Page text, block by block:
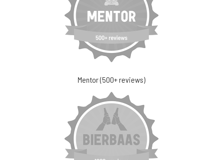
Mentor (500+ reviews)